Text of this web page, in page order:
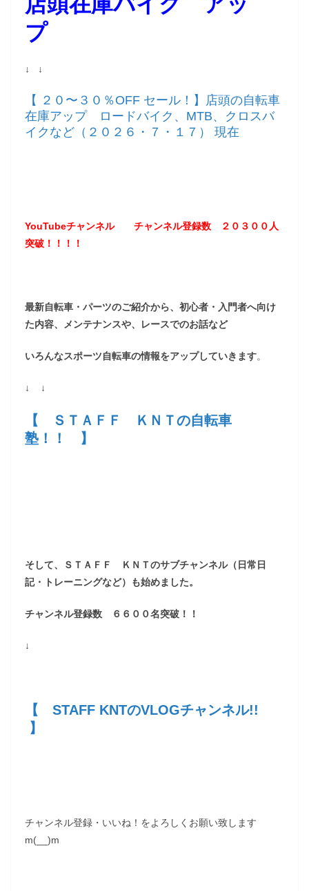
プ
↓ ↓
【 ２０〜３０％OFF セール！】店頭の自転車
在庫アップ ロードバイク、MTB、クロスバ
イクなど（２０２６・７・１７） 現在
YouTubeチャンネル チャンネル登録数 ２０３ ００ 人
突破！！！！
最新自転車・パーツのご紹介から、初心者・入門者へ向け
た内容、メンテナンスや、レースでのお話など
いろんなスポーツ自転車の情報をアップしていきます。
↓ ↓
【 ＳＴＡＦＦ ＫＮＴの自転車
塾！！ 】
そして、ＳＴＡＦＦ ＫＮＴのサブチャンネル（日常日
記・トレーニングなど）も始めました。
チャンネル登録数 ６６００名突破！！
↓
【 STAFF KNTのVLOGチャンネル!!
】
チャンネル登録・いいね！をよろしくお願い致します
m(__)m